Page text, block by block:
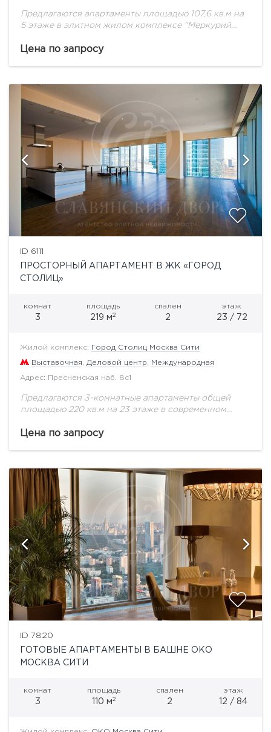
Предлагаются апартаменты площадью 107,6 кв.м на
5 этаже в элитном жилом комплексе "Меркурий
«Меркурий Сити» имеют оптимальные
Цена по запросу
ID 6111
ПРОСТОРНЫЙ АПАРТАМЕНТ В ЖК «ГОРОД
СТОЛИЦ»
комнат
3
площадь
219 м2
спален
2
этаж
23 / 72
Жилой комплекс: Город Столиц Москва Сити
Выставочная Деловой центр Международная
Адрес: Пресненская наб. 8с1
Предлагаются 3-комнатные апартаменты общей
площадью 220 кв.м на 23 этаже в современном
на 23 этаже башни "Москва". Планировка: две
Цена по запросу
ID 7820
ГОТОВЫЕ АПАРТАМЕНТЫ В БАШНЕ ОКО
МОСКВА СИТИ
комнат
3
площадь
110 м2
спален
2
этаж
12 / 84